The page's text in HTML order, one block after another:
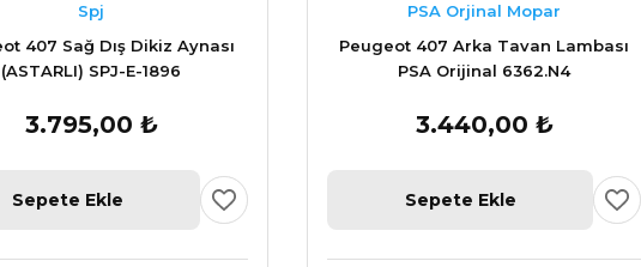
Spj
407 Sağ Dış Dikiz Aynası
(ASTARLI) SPJ-E-1896
3.795,00 ₺
Sepete Ekle
PSA Orjinal Mopar
Peugeot 407 Arka Tavan Lambası
PSA Orijinal 6362.N4
3.440,00 ₺
Sepete Ekle